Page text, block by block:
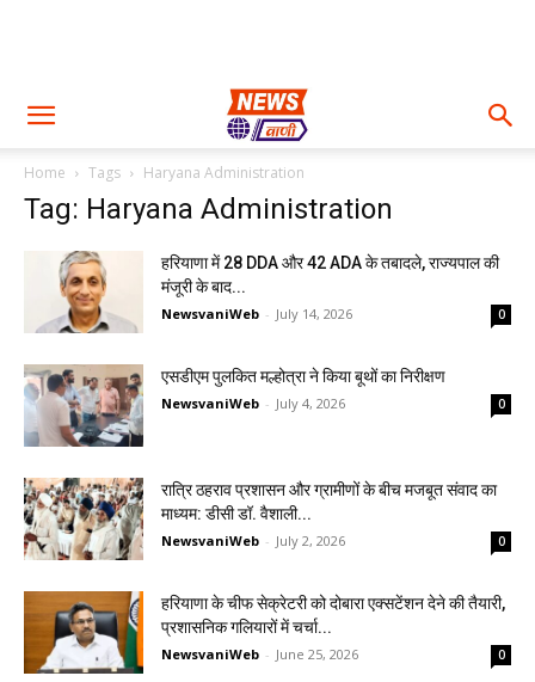
Home Tags Haryana Administration
Tag: Haryana Administration
हरियाणा में 28 DDA और 42 ADA के तबादले, राज्यपाल की
मंजूरी के बाद...
NewsvaniWeb - July 14, 2026 0
एसडीएम पुलकित मल्होत्रा ने किया बूथों का निरीक्षण
NewsvaniWeb - July 4, 2026 0
रात्रि ठहराव प्रशासन और ग्रामीणों के बीच मजबूत संवाद का
माध्यम: डीसी डॉ. वैशाली...
NewsvaniWeb - July 2, 2026 0
हरियाणा के चीफ सेक्रेटरी को दोबारा एक्सटेंशन देने की तैयारी,
प्रशासनिक गलियारों में चर्चा...
NewsvaniWeb - June 25, 2026 0